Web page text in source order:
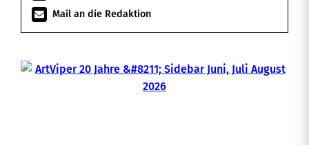
Mail an die Redaktion